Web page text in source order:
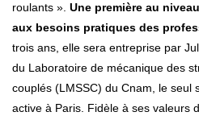
roulants ». Une première au
aux besoins pratiques des
trois ans, elle sera entreprise par
du Laboratoire de mécanique des
couplés (LMSSC) du Cnam, le seul
active à Paris. Fidèle à ses valeurs